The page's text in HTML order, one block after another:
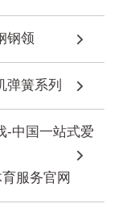
钢领
弹簧系列
-中国一站式爱
服务官网